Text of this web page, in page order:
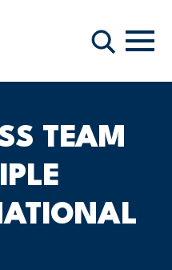
検索
ナ
TEAM